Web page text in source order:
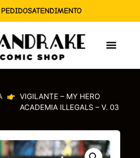
ATENDIMENTO
VIGILANTE – MY HERO
ACADEMIA ILLEGALS – V. 03